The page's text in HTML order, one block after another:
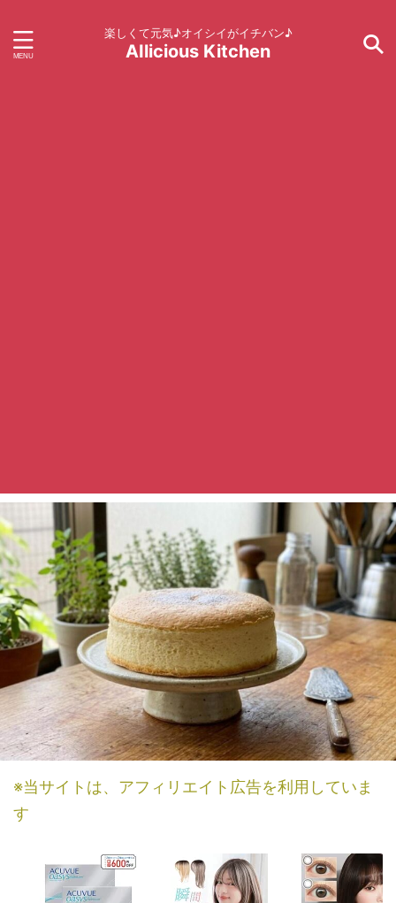
楽しくて元気♪オイシイがイチバン♪
AIlicious Kitchen
※当サイトは、アフィリエイト広告を利用していま
す